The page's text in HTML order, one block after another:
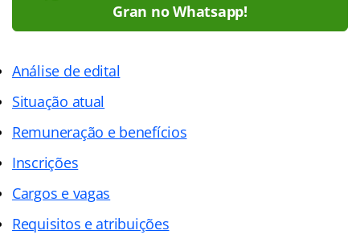
Gran no Whatsapp!
Análise de edital
Situação atual
Remuneração e benefícios
Inscrições
Cargos e vagas
Requisitos e atribuições